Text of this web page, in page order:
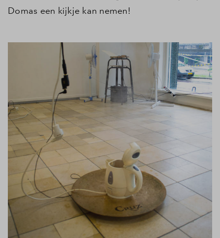
Inloggen
Domas een kijkje kan nemen!